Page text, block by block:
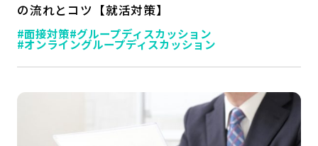
の流れとコツ【就活対策】
#面接対策#グループディスカッション
#オンライングループディスカッション